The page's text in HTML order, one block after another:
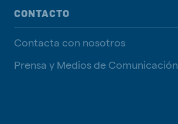
CONTACTO
Contacta con nosotros
Prensa y Medios de Comunicación